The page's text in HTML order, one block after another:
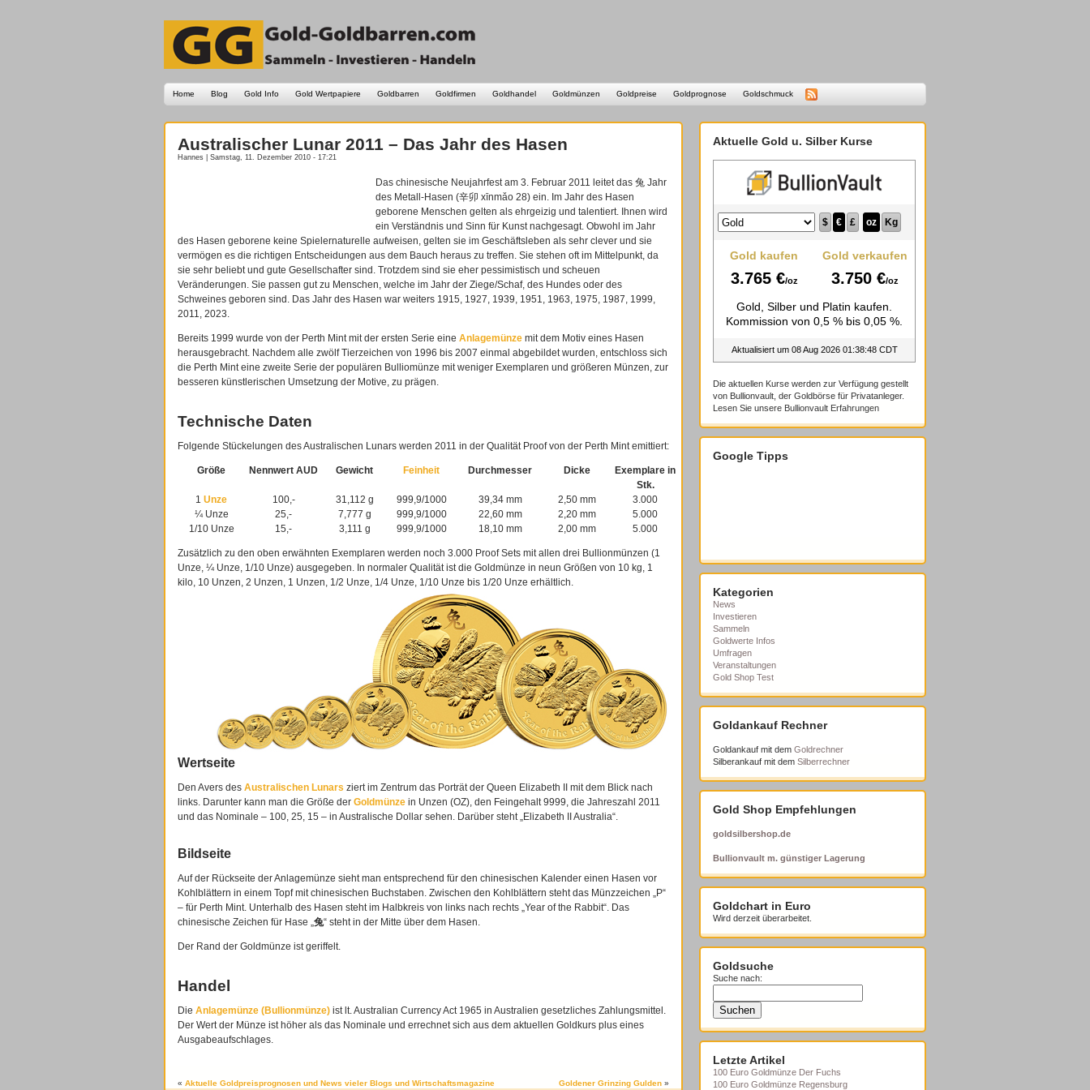
Home Blog Gold Info Gold Wertpapiere Goldbarren Goldfirmen Goldhandel Goldmünzen Goldpreise Goldprognose Goldschmuck
Australischer Lunar 2011 – Das Jahr des Hasen
Hannes | Samstag, 11. Dezember 2010 - 17:21
Das chinesische Neujahrfest am 3. Februar 2011 leitet das 兔 Jahr
des Metall-Hasen (辛卯 xīnmǎo 28) ein. Im Jahr des Hasen
geborene Menschen gelten als ehrgeizig und talentiert. Ihnen wird
ein Verständnis und Sinn für Kunst nachgesagt. Obwohl im Jahr
des Hasen geborene keine Spielernaturelle aufweisen, gelten sie im Geschäftsleben als sehr clever und sie
vermögen es die richtigen Entscheidungen aus dem Bauch heraus zu treffen. Sie stehen oft im Mittelpunkt, da
sie sehr beliebt und gute Gesellschafter sind. Trotzdem sind sie eher pessimistisch und scheuen
Veränderungen. Sie passen gut zu Menschen, welche im Jahr der Ziege/Schaf, des Hundes oder des
Schweines geboren sind. Das Jahr des Hasen war weiters 1915, 1927, 1939, 1951, 1963, 1975, 1987, 1999,
2011, 2023.
Bereits 1999 wurde von der Perth Mint mit der ersten Serie eine Anlagemünze mit dem Motiv eines Hasen
herausgebracht. Nachdem alle zwölf Tierzeichen von 1996 bis 2007 einmal abgebildet wurden, entschloss sich
die Perth Mint eine zweite Serie der populären Bulliomünze mit weniger Exemplaren und größeren Münzen, zur
besseren künstlerischen Umsetzung der Motive, zu prägen.
Technische Daten
Folgende Stückelungen des Australischen Lunars werden 2011 in der Qualität Proof von der Perth Mint emittiert:
Größe Nennwert AUD Gewicht Feinheit Durchmesser Dicke
Exemplare in
Stk.
1 Unze 100,- 31,112 g 999,9/1000 39,34 mm 2,50 mm
3.000
¼ Unze
25,- 7,777 g 999,9/1000 22,60 mm 2,20 mm
5.000
1/10 Unze
15,- 3,111 g 999,9/1000 18,10 mm 2,00 mm 5.000
Zusätzlich zu den oben erwähnten Exemplaren werden noch 3.000 Proof Sets mit allen drei Bullionmünzen (1
Unze, ¼ Unze, 1/10 Unze) ausgegeben. In normaler Qualität ist die Goldmünze in neun Größen von 10 kg, 1
kilo, 10 Unzen, 2 Unzen, 1 Unzen, 1/2 Unze, 1/4 Unze, 1/10 Unze bis 1/20 Unze erhältlich.
Wertseite
Den Avers des Australischen Lunars ziert im Zentrum das Porträt der Queen Elizabeth II mit dem Blick nach
links. Darunter kann man die Größe der Goldmünze in Unzen (OZ), den Feingehalt 9999, die Jahreszahl 2011
und das Nominale – 100, 25, 15 – in Australische Dollar sehen. Darüber steht „Elizabeth II Australia“.
Bildseite
Auf der Rückseite der Anlagemünze sieht man entsprechend für den chinesischen Kalender einen Hasen vor
Kohlblättern in einem Topf mit chinesischen Buchstaben. Zwischen den Kohlblättern steht das Münzzeichen „P“
– für Perth Mint. Unterhalb des Hasen steht im Halbkreis von links nach rechts „Year of the Rabbit“. Das
chinesische Zeichen für Hase „ 兔“ steht in der Mitte über dem Hasen.
Der Rand der Goldmünze ist geriffelt.
Handel
Die Anlagemünze (Bullionmünze) ist lt. Australian Currency Act 1965 in Australien gesetzliches Zahlungsmittel.
Der Wert der Münze ist höher als das Nominale und errechnet sich aus dem aktuellen Goldkurs plus eines
Ausgabeaufschlages.
« Aktuelle Goldpreisprognosen und News vieler Blogs und Wirtschaftsmagazine Goldener Grinzing Gulden »
Aktuelle Gold u. Silber Kurse
Die aktuellen Kurse werden zur Verfügung gestellt
von Bullionvault, der Goldbörse für Privatanleger.
Lesen Sie unsere Bullionvault Erfahrungen
Google Tipps
Kategorien
News
Investieren
Sammeln
Goldwerte Infos
Umfragen
Veranstaltungen
Gold Shop Test
Goldankauf Rechner
Goldankauf mit dem Goldrechner
Silberankauf mit dem Silberrechner
Gold Shop Empfehlungen
goldsilbershop.de
Bullionvault m. günstiger Lagerung
Goldchart in Euro
Wird derzeit überarbeitet.
Goldsuche
Suche nach:
Letzte Artikel
100 Euro Goldmünze Der Fuchs
100 Euro Goldmünze Regensburg